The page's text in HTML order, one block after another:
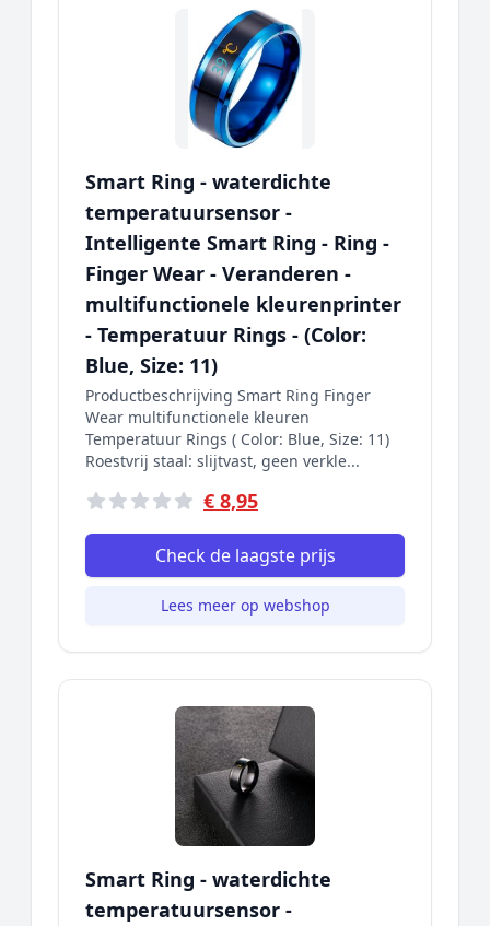
Smart Ring - waterdichte
temperatuursensor -
Intelligente Smart Ring - Ring -
Finger Wear - Veranderen -
multifunctionele kleurenprinter
- Temperatuur Rings - (Color:
Blue, Size: 11)
Productbeschrijving Smart Ring Finger
Wear multifunctionele kleuren
Temperatuur Rings ( Color: Blue, Size: 11)
Roestvrij staal: slijtvast, geen verkle...
€ 8,95
Check de laagste prijs
Lees meer op webshop
Smart Ring - waterdichte
temperatuursensor -